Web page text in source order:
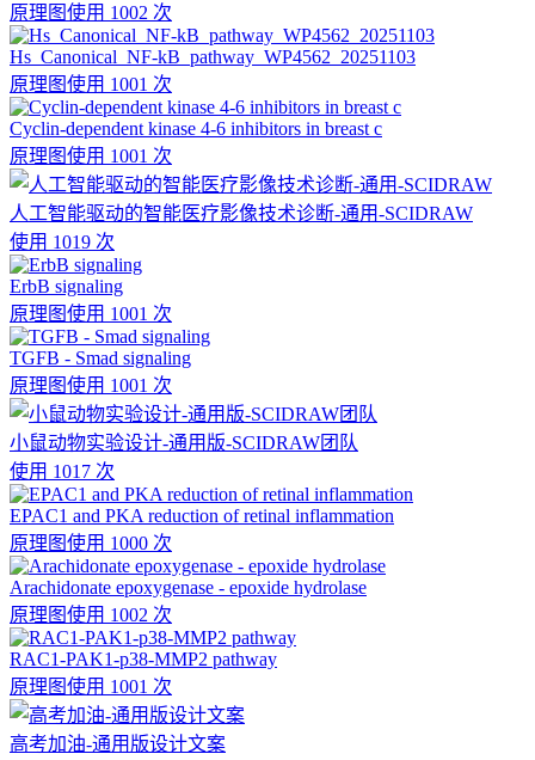
原理图使用 1002 次
Hs_Canonical_NF-kB_pathway_WP4562_20251103
原理图使用 1001 次
Cyclin-dependent kinase 4-6 inhibitors in breast c
原理图使用 1001 次
人工智能驱动的智能医疗影像技术诊断-通用-SCIDRAW
使用 1019 次
ErbB signaling
原理图使用 1001 次
TGFB - Smad signaling
原理图使用 1001 次
小鼠动物实验设计-通用版-SCIDRAW团队
使用 1017 次
EPAC1 and PKA reduction of retinal inflammation
原理图使用 1000 次
Arachidonate epoxygenase - epoxide hydrolase
原理图使用 1002 次
RAC1-PAK1-p38-MMP2 pathway
原理图使用 1001 次
高考加油-通用版设计文案